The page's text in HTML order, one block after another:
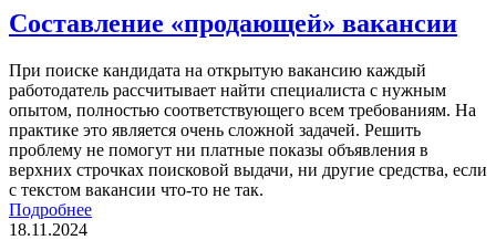
Составление «продающей» вакансии
При поиске кандидата на открытую вакансию каждый
работодатель рассчитывает найти специалиста с нужным
опытом, полностью соответствующего всем требованиям. На
практике это является очень сложной задачей. Решить
проблему не помогут ни платные показы объявления в
верхних строчках поисковой выдачи, ни другие средства, если
с текстом вакансии что-то не так.
Подробнее
18.11.2024